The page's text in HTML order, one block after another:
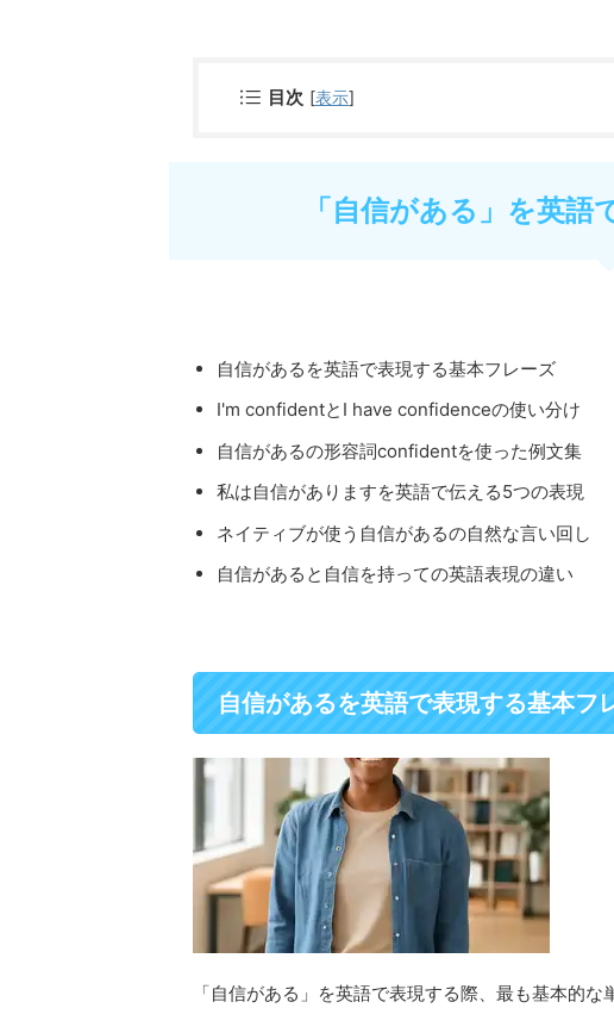
目次 [表示]
「自信がある」を英
自信があるを英語で表現する基本フレーズ
I'm confidentとI have confidenceの使い分け
自信があるの形容詞confidentを使った例文集
私は自信がありますを英語で伝える5つの表現
ネイティブが使う自信があるの自然な言い回し
自信があると自信を持っての英語表現の違い
自信があるを英語で表現する基本フ
「自信がある」を英語で表現する際、最も基本的な